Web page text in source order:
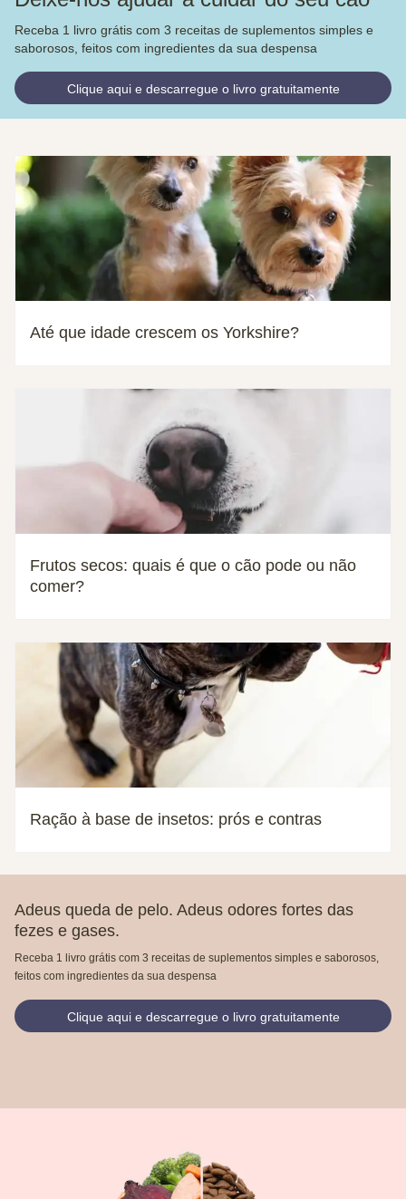
Receba 1 livro grátis com 3 receitas de suplementos simples e
saborosos, feitos com ingredientes da sua despensa
Clique aqui e descarregue o livro gratuitamente
Até que idade crescem os Yorkshire?
Frutos secos: quais é que o cão pode ou não
comer?
Ração à base de insetos: prós e contras
Adeus queda de pelo. Adeus odores fortes das
fezes e gases.
Receba 1 livro grátis com 3 receitas de suplementos simples e saborosos,
feitos com ingredientes da sua despensa
Clique aqui e descarregue o livro gratuitamente